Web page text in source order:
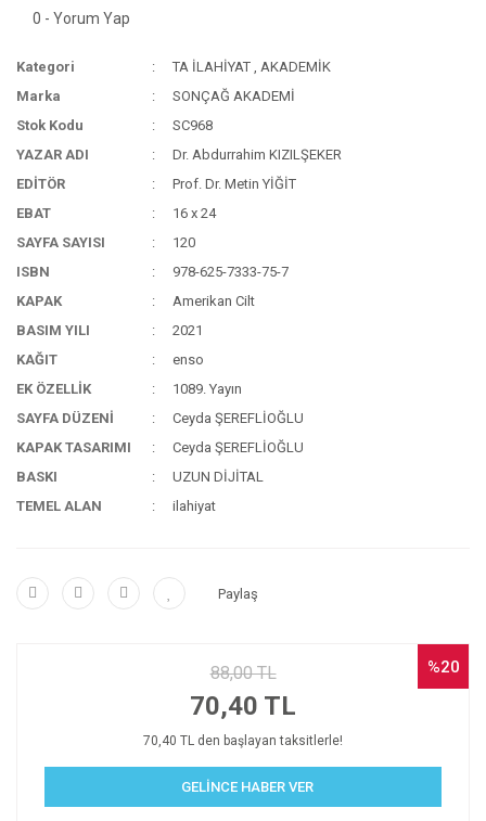
0 - Yorum Yap
Kategori TA İLAHİYAT ,AKADEMİK
Marka
SONÇAĞ AKADEMİ
Stok Kodu
SC968
YAZAR ADI
Dr. Abdurrahim KIZILŞEKER
EDİTÖR
Prof. Dr. Metin YİĞİT
EBAT
16 x 24
SAYFA SAYISI
120
ISBN
978-625-7333-75-7
KAPAK
Amerikan Cilt
BASIM YILI
2021
KAĞIT
enso
EK ÖZELLİK
1089. Yayın
SAYFA DÜZENİ
Ceyda ŞEREFLİOĞLU
KAPAK TASARIMI
Ceyda ŞEREFLİOĞLU
BASKI
UZUN DİJİTAL
TEMEL ALAN
ilahiyat
Paylaş
%20
88,00 TL
70,40 TL
70,40 TL den başlayan taksitlerle!
GELİNCE HABER VER